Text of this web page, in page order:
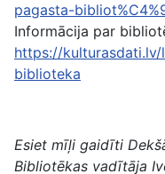
pagasta-
Informācija par
https://
biblioteka
Esiet mīļi gaidīti
Bibliotēkas vadītāja